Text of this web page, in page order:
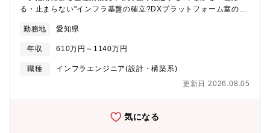
ニア出身■ホールディングスかつ事業会社：グループ各社含めた
De・Moワークスタイル - いつものオフィス以外でドコデモ働く■
働く■社員食堂、夕食サービス - 健康的に働くためにバランスの良
い食生活■女性活躍支援 - Forbes JAPAN WOMEN AWARD・
ケーションで対人ストレスない■経営層のDXに関する知識・姿
勢：DX管掌役員が社内IT化に積極投資(DX白書参照）、風通しよ
くDX役員層ともカジュアルに意見交換できる雰囲気※役員は全員
めたDX推進人材ビジネスとしての自社システム等の開発■Do・
働く■フレックスタイム - 繁忙期・閑散期で日々の勤務時間を調整
して働く■社員食堂、夕食サービス - 健康的に働くためにバランス
る・止まらない"インフラ基盤の確立?DXプラットフォーム室のミ
業変革を下支えし、継続的な成長と競争力の確保に貢献する。■募
集背景アイシンでは、グループ全体の業務効率化と資産活用の高
度化に向け、各種業務システムの開発・展開を進めています。今
後は、利用部門の課題や業務運用を踏まえながら、要件整理から
重要になっています。そこで、関係部門やベンダーと連携しなが
を推進できる方を募集します。将来的には、案件全体をリードす
る中核人材として活躍いただくことを期待しています。■業務のや
勤務地 愛知県
年収 610万円～1140万円
職種
インフラエンジニア(設計・構築系)
更新日 2026.08.05
気になる